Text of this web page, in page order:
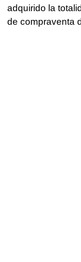
adquirido la
de compraventa